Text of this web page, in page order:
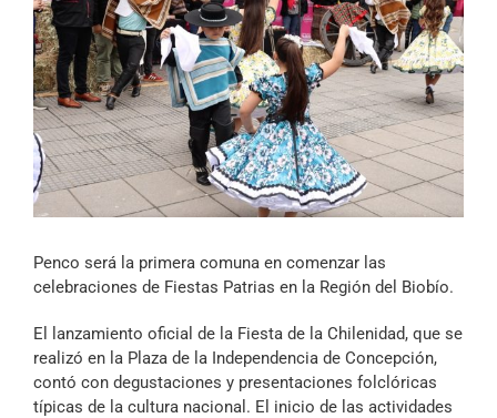
Noticias
Reportajes
Columnas
Música Clásica
Especiales
Archivo Sonoro
imagen
más
grande
Penco será la primera comuna en comenzar las
celebraciones de Fiestas Patrias en la Región del Biobío.
El lanzamiento oficial de la Fiesta de la Chilenidad, que se
realizó en la Plaza de la Independencia de Concepción,
contó con degustaciones y presentaciones folclóricas
típicas de la cultura nacional. El inicio de las actividades